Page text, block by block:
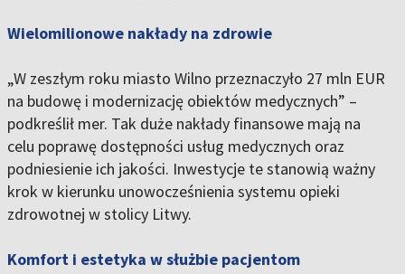
Wielomilionowe nakłady na zdrowie
„W zeszłym roku miasto Wilno przeznaczyło 27 mln EUR
na budowę i modernizację obiektów medycznych” –
podkreślił mer. Tak duże nakłady finansowe mają na
celu poprawę dostępności usług medycznych oraz
podniesienie ich jakości. Inwestycje te stanowią ważny
krok w kierunku unowocześnienia systemu opieki
zdrowotnej w stolicy Litwy.
Komfort i estetyka w służbie pacjentom